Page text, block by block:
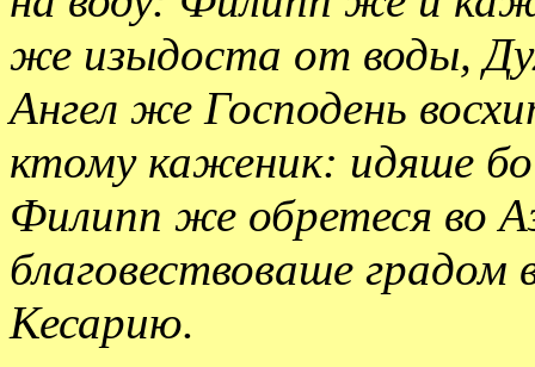
же изыдоста от воды,
Ангел же Господень
ктому каженик: идяше бо
Филипп же обретеся во
благовествоваше
Кесарию.